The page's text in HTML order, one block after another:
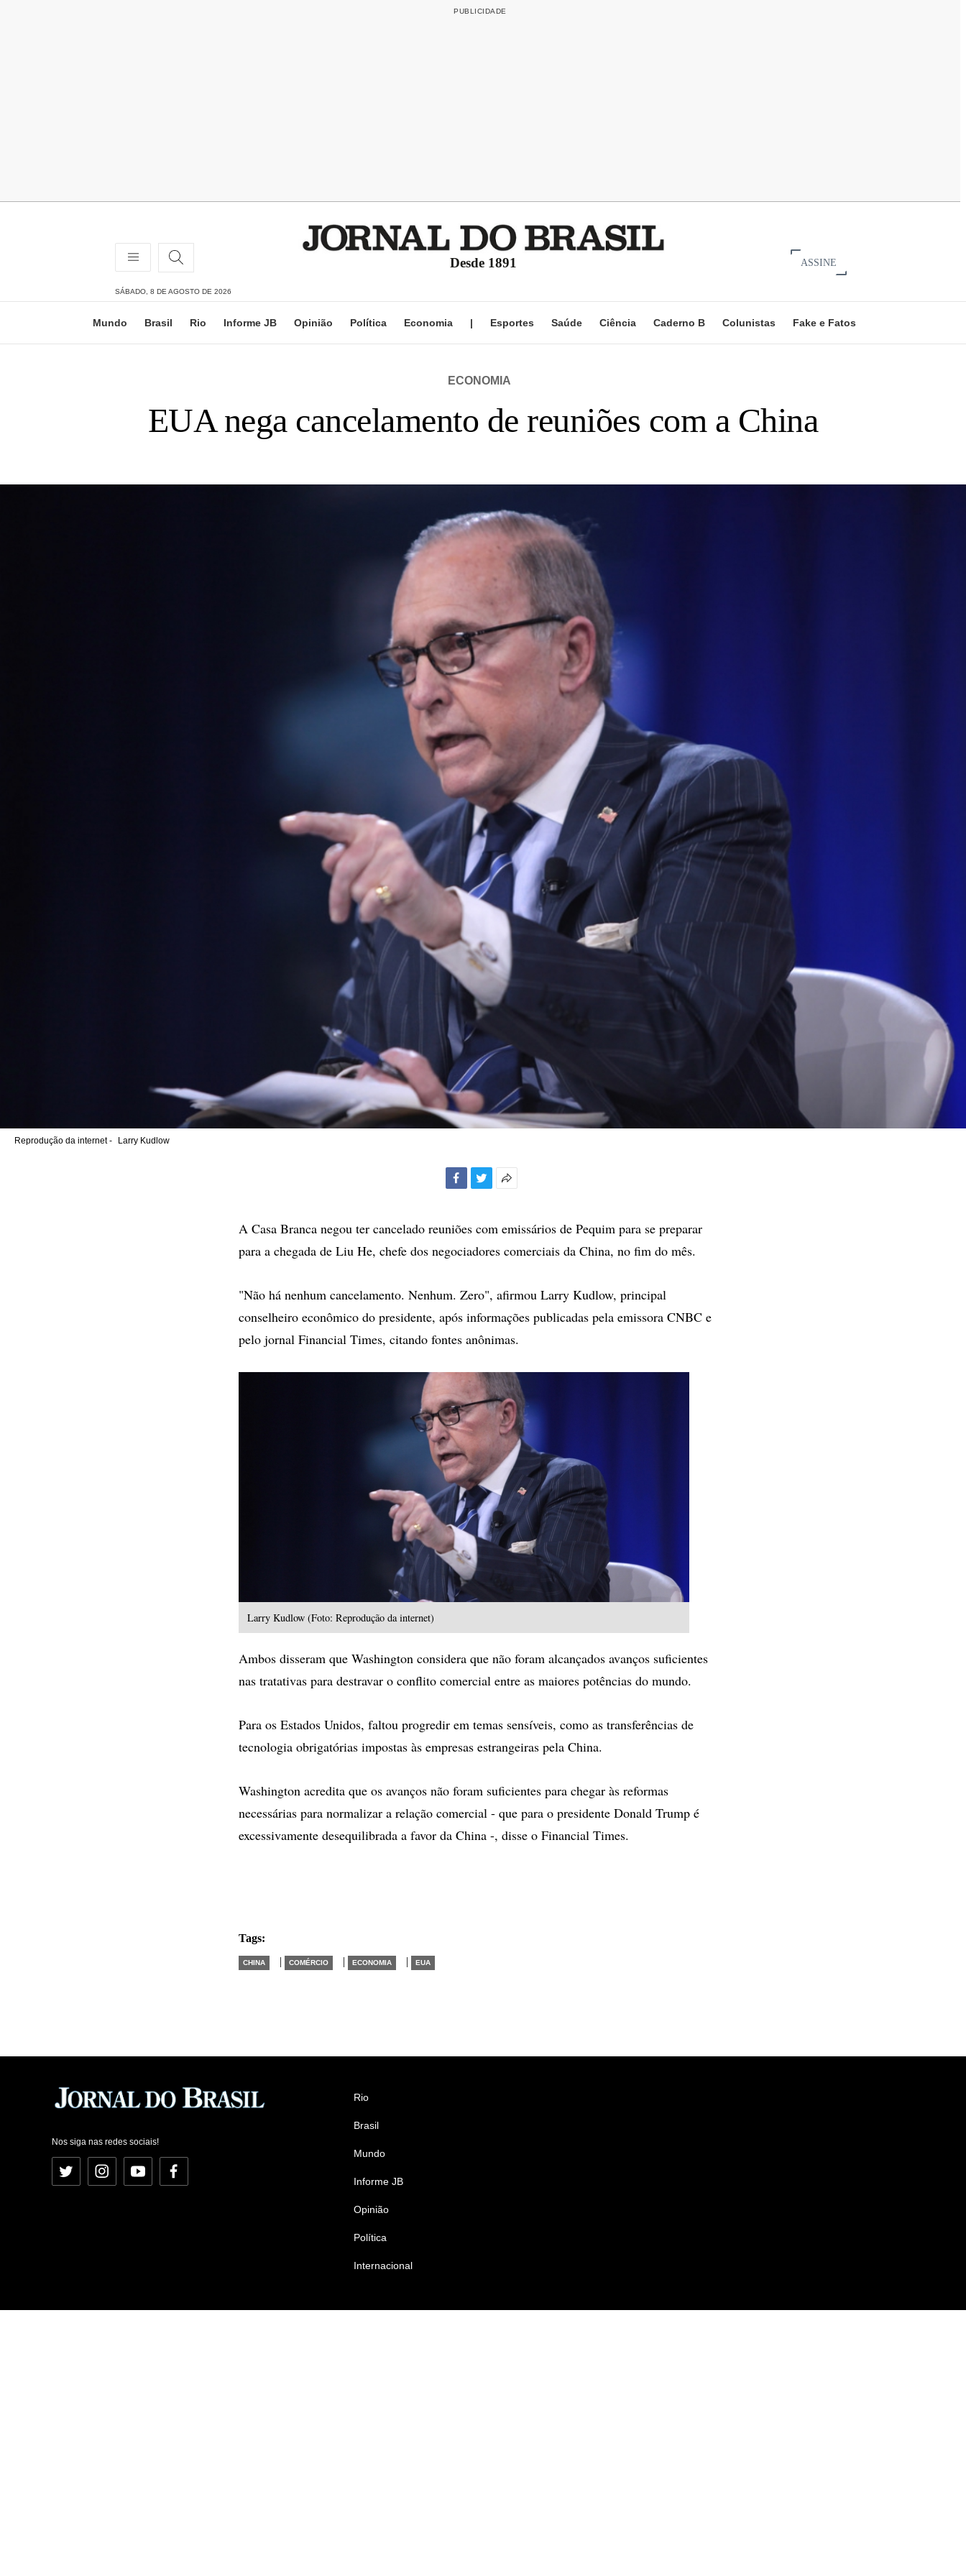
Desde 1891 ASSINE
SÁBADO, 8 DE AGOSTO DE 2026
Mundo Brasil Rio Informe JB Opinião Política Economia | Esportes Saúde Ciência Caderno B Colunistas Fake e Fatos
ECONOMIA
EUA nega cancelamento de reuniões com a China
Reprodução da internet - Larry Kudlow
compartilhamento
A Casa Branca negou ter cancelado reuniões com emissários de Pequim para se preparar
para a chegada de Liu He, chefe dos negociadores comerciais da China, no fim do mês.
"Não há nenhum cancelamento. Nenhum. Zero", afirmou Larry Kudlow, principal
conselheiro econômico do presidente, após informações publicadas pela emissora CNBC e
pelo jornal Financial Times, citando fontes anônimas.
Larry Kudlow (Foto: Reprodução da internet)
Ambos disseram que Washington considera que não foram alcançados avanços suficientes
nas tratativas para destravar o conflito comercial entre as maiores potências do mundo.
Para os Estados Unidos, faltou progredir em temas sensíveis, como as transferências de
tecnologia obrigatórias impostas às empresas estrangeiras pela China.
Washington acredita que os avanços não foram suficientes para chegar às reformas
necessárias para normalizar a relação comercial - que para o presidente Donald Trump é
excessivamente desequilibrada a favor da China -, disse o Financial Times.
Tags:
CHINA | COMÉRCIO | ECONOMIA | EUA
Nos siga nas redes sociais!
Twitter InstagramYouTubeFacebook
Rio
Brasil
Mundo
Informe JB
Opinião
Política
Internacional